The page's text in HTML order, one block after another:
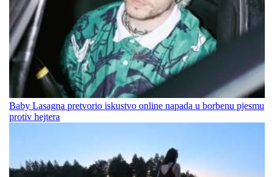
Baby Lasagna pretvorio iskustvo online napada u borbenu pjesmu
protiv hejtera